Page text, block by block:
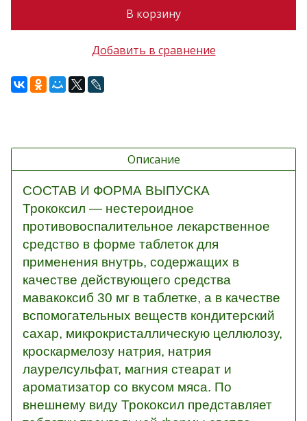
В корзину
Добавить в сравнение
Описание
СОСТАВ И ФОРМА ВЫПУСКА
Трококсил — нестероидное
противовоспалительное лекарственное
средство в форме таблеток для
применения внутрь, содержащих в
качестве действующего средства
мавакоксиб 30 мг в таблетке, а в качестве
вспомогательных веществ кондитерский
сахар, микрокристаллическую целлюлозу,
кроскармелозу натрия, натрия
лаурелсульфат, магния стеарат и
ароматизатор со вкусом мяса. По
внешнему виду Трококсил представляет